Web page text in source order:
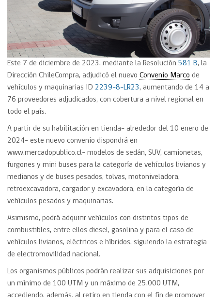
Este 7 de diciembre de 2023, mediante la Resolución 581 B, la
Dirección ChileCompra, adjudicó el nuevo Convenio Marco de
vehículos y maquinarias ID 2239-8-LR23, aumentando de 14 a
76 proveedores adjudicados, con cobertura a nivel regional en
todo el país.
A partir de su habilitación en tienda- alrededor del 10 enero de
2024- este nuevo convenio dispondrá en
www.mercadopublico.cl- modelos de sedán, SUV, camionetas,
furgones y mini buses para la categoría de vehículos livianos y
medianos y de buses pesados, tolvas, motoniveladora,
retroexcavadora, cargador y excavadora, en la categoría de
vehículos pesados y maquinarias.
Asimismo, podrá adquirir vehículos con distintos tipos de
combustibles, entre ellos diesel, gasolina y para el caso de
vehículos livianos, eléctricos e híbridos, siguiendo la estrategia
de electromovilidad nacional.
Los organismos públicos podrán realizar sus adquisiciones por
un mínimo de 100 UTM y un máximo de 25.000 UTM,